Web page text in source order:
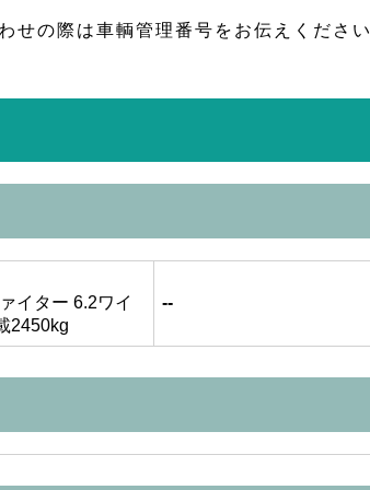
せの際は車輌管理番号をお伝えください
イター 6.2ワイ
--